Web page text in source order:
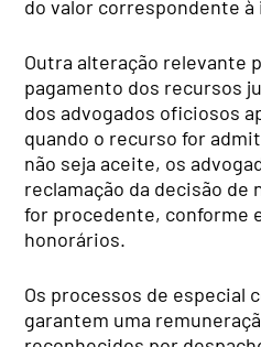
do valor correspondente
Outra alteração relevante
pagamento dos recursos
dos advogados oficiosos
quando o recurso for
não seja aceite, os
reclamação da decisão de
for procedente, conforme
honorários.
Os processos de especial
garantem uma